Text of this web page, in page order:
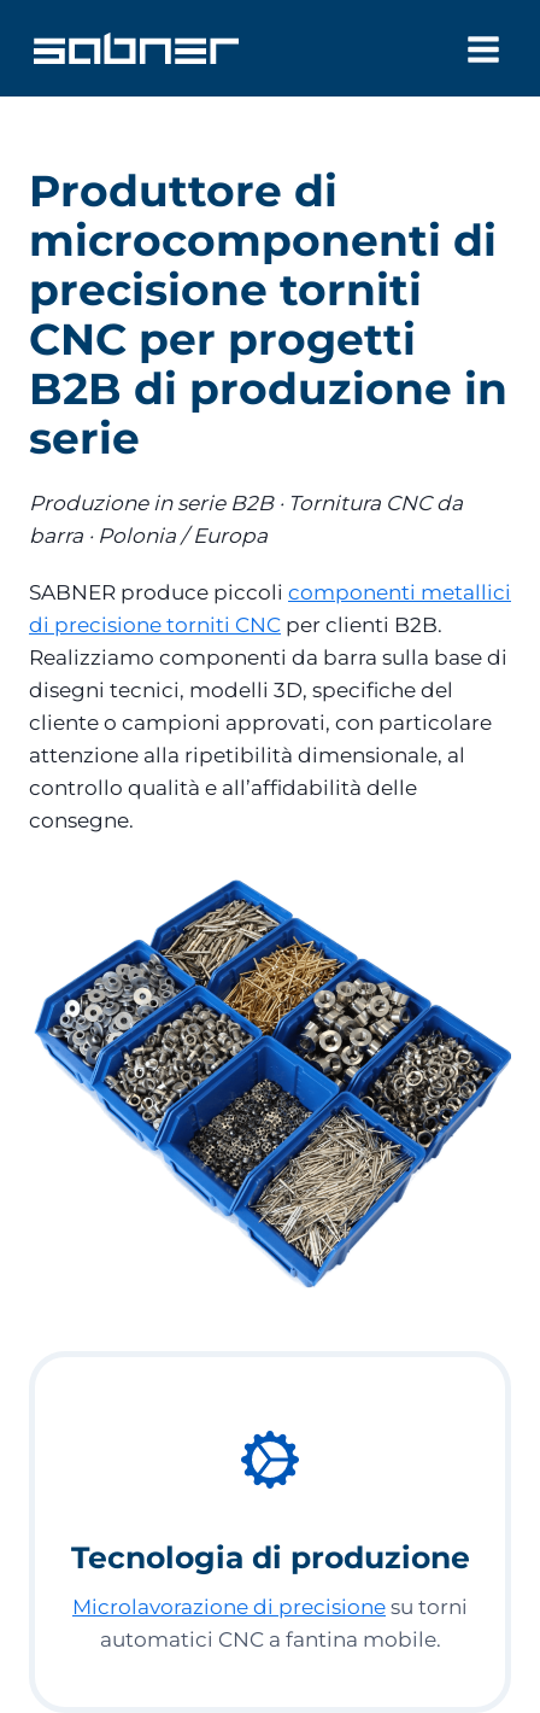
contenuto
Produttore di
microcomponenti di
precisione torniti
CNC per progetti
B2B di produzione in
serie
Produzione in serie B2B · Tornitura CNC da
barra · Polonia / Europa
SABNER produce piccoli componenti metallici
di precisione torniti CNC per clienti B2B.
Realizziamo componenti da barra sulla base di
disegni tecnici, modelli 3D, specifiche del
cliente o campioni approvati, con particolare
attenzione alla ripetibilità dimensionale, al
controllo qualità e all’affidabilità delle
consegne.
Tecnologia di produzione
Microlavorazione di precisione su torni
automatici CNC a fantina mobile.